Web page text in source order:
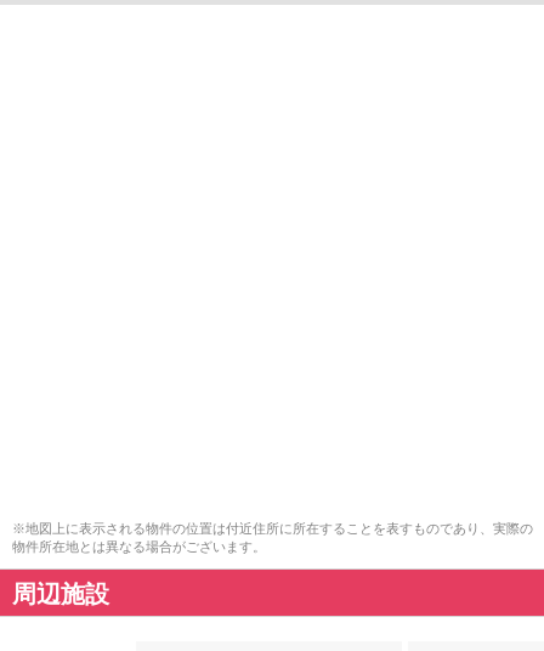
※地図上に表示される物件の位置は付近住所に所在することを表すものであり、実際の
物件所在地とは異なる場合がございます。
周辺施設